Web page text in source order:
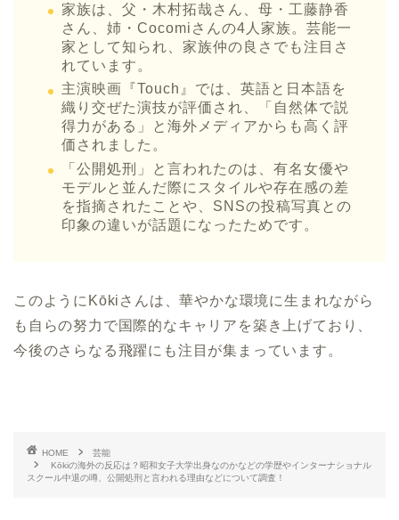
家族は、父・木村拓哉さん、母・工藤静香
さん、姉・Cocomiさんの4人家族。芸能一
家として知られ、家族仲の良さでも注目さ
れています。
主演映画『Touch』では、英語と日本語を
織り交ぜた演技が評価され、「自然体で説
得力がある」と海外メディアからも高く評
価されました。
「公開処刑」と言われたのは、有名女優や
モデルと並んだ際にスタイルや存在感の差
を指摘されたことや、SNSの投稿写真との
印象の違いが話題になったためです。
このようにKōkiさんは、華やかな環境に生まれながら
も自らの努力で国際的なキャリアを築き上げており、
今後のさらなる飛躍にも注目が集まっています。
HOME
芸能
Kōkiの海外の反応は？昭和女子大学出身なのかなどの学歴やインターナショナル
スクール中退の噂、公開処刑と言われる理由などについて調査！